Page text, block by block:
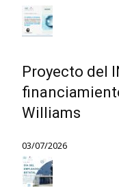
Proyecto del
Williams
03/07/2026